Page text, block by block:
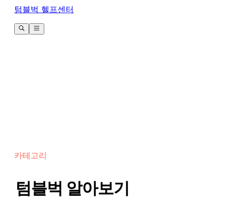
텀블벅 헬프센터
카테고리
텀블벅 알아보기